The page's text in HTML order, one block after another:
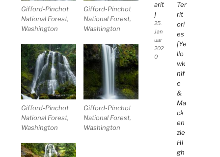
Gifford-Pinchot
National Forest,
Washington
Gifford-Pinchot
National Forest,
Washington
Gifford-Pinchot
National Forest,
Washington
Gifford-Pinchot
National Forest,
Washington
arit
]
25.
Jan
uar
202
0
Ter
rit
ori
es
[Ye
llo
wk
nif
e
&
Ma
ck
en
zie
Hi
gh